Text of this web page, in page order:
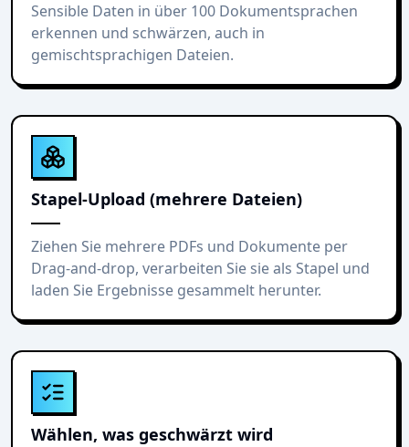
Sensible Daten in über 100 Dokumentsprachen
erkennen und schwärzen, auch in
gemischtsprachigen Dateien.
Stapel-Upload (mehrere Dateien)
Ziehen Sie mehrere PDFs und Dokumente per
Drag-and-drop, verarbeiten Sie sie als Stapel und
laden Sie Ergebnisse gesammelt herunter.
Wählen, was geschwärzt wird